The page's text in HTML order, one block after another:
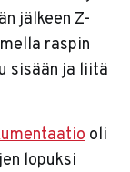
jälkeen Z-
raspin
sisään ja liitä
oli
lopuksi